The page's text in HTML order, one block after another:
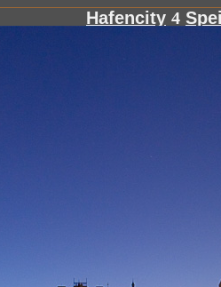
Hafencity 4